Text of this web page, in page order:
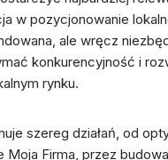
w pozycjonowanie
ale wręcz
konkurencyjność i
rynku.
szereg działań, od
Moja Firma, przez